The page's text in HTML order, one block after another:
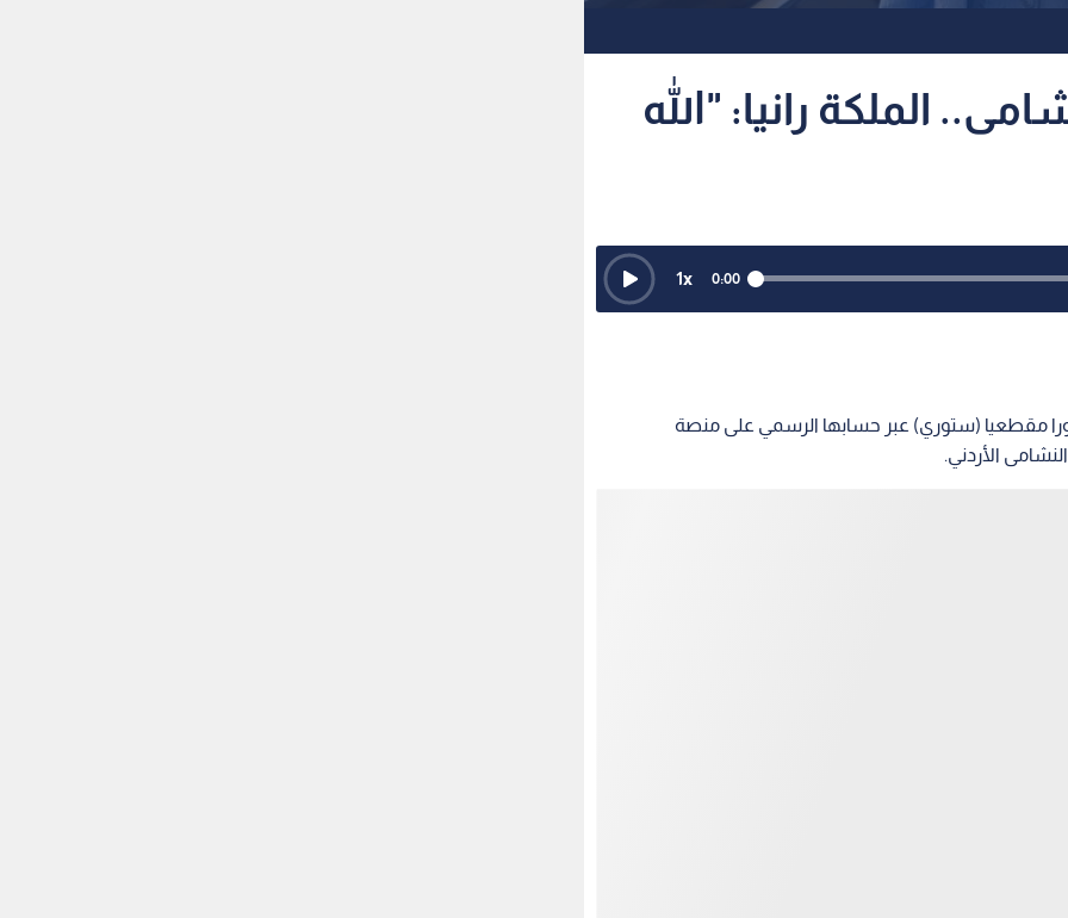
الملكة رانيا: "الله
0:00
1x
مقطعيا (ستوري) عبر حسابها الرسمي على منصة
الأردني.